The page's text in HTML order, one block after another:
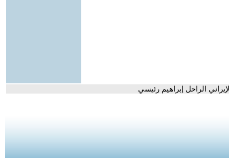
الراحل إبراهيم رئيسي